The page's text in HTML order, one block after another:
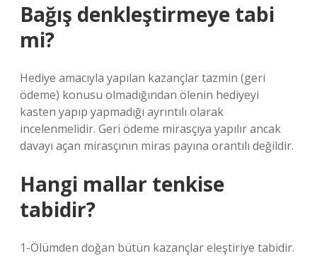
Bağış denkleştirmeye tabi
mi?
Hediye amacıyla yapılan kazançlar tazmin (geri
ödeme) konusu olmadığından ölenin hediyeyi
kasten yapıp yapmadığı ayrıntılı olarak
incelenmelidir. Geri ödeme mirasçıya yapılır ancak
davayı açan mirasçının miras payına orantılı değildir.
Hangi mallar tenkise
tabidir?
1-Ölümden doğan bütün kazançlar eleştiriye tabidir.